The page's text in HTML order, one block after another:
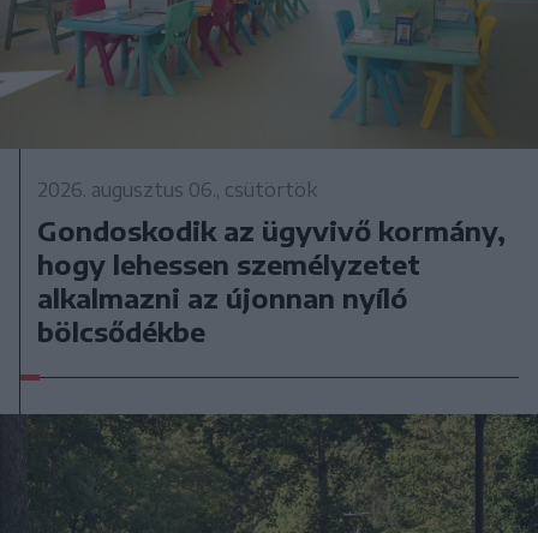
2026. augusztus 06., csütörtök
Gondoskodik az ügyvivő kormány,
hogy lehessen személyzetet
alkalmazni az újonnan nyíló
bölcsődékbe